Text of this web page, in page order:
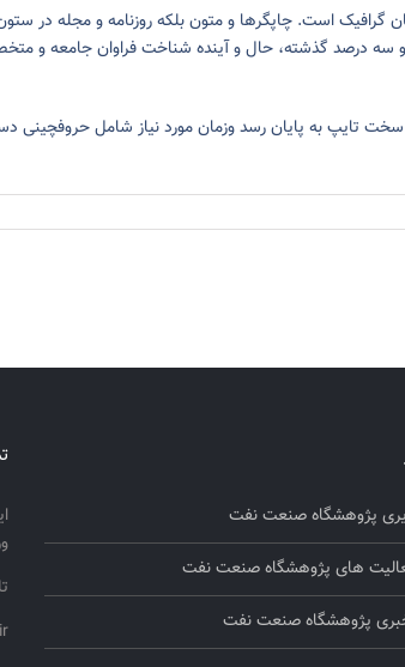
است. چاپگرها و متون بلکه روزنامه و مجله در
درصد گذشته، حال و آینده شناخت فراوان جامعه و
تایپ به پایان رسد وزمان مورد نیاز شامل حروفچینی
پژوهشگاه صنعت نفت
های پژوهشگاه صنعت نفت
پژوهشگاه صنعت نفت